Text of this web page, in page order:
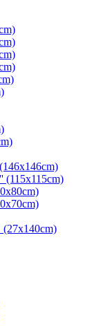
(115x115cm)
(27x140cm)